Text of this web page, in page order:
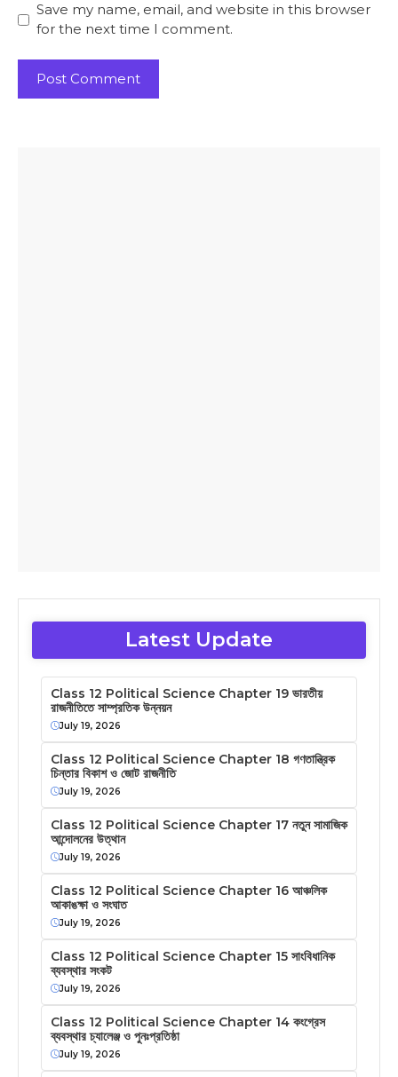
Save my name, email, and website in this browser
for the next time I comment.
Latest Update
Class 12 Political Science Chapter 19 ভারতীয়
রাজনীতিতে সাম্প্রতিক উন্নয়ন
July 19, 2026
Class 12 Political Science Chapter 18 গণতান্ত্রিক
চিন্তার বিকাশ ও জোট রাজনীতি
July 19, 2026
Class 12 Political Science Chapter 17 নতুন সামাজিক
আন্দোলনের উত্থান
July 19, 2026
Class 12 Political Science Chapter 16 আঞ্চলিক
আকাঙক্ষা ও সংঘাত
July 19, 2026
Class 12 Political Science Chapter 15 সাংবিধানিক
ব্যবস্থার সংকট
July 19, 2026
Class 12 Political Science Chapter 14 কংগ্রেস
ব্যবস্থার চ্যালেঞ্জ ও পুনঃপ্রতিষ্ঠা
July 19, 2026